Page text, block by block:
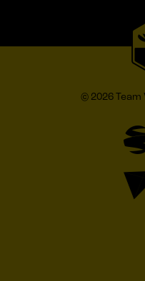
© 2026 Team